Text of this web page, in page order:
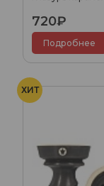
720₽
Подробнее
ХИТ